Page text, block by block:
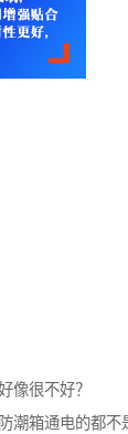
像很不好？
潮箱通电的都不